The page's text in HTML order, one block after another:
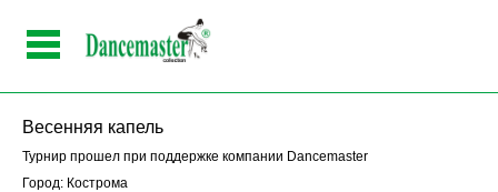
Весенняя капель
Турнир прошел при поддержке компании Dancemaster
Город: Кострома